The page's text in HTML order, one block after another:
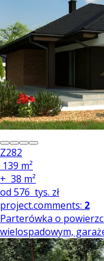
Z282
139 m²
+ 38 m²
od 576 tys. zł
project.comments: 2
Parterówka o
wielospadowym,